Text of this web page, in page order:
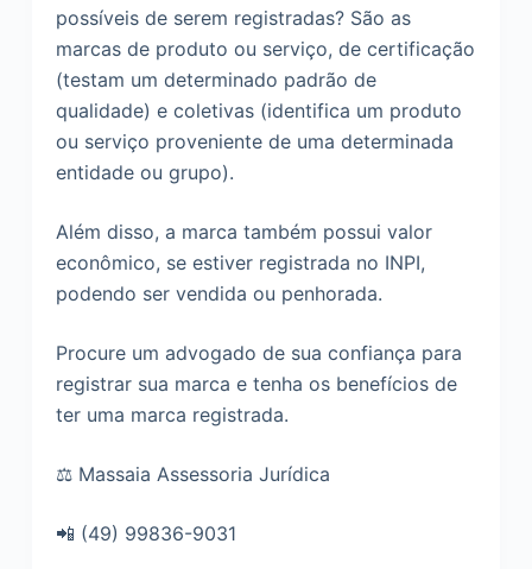
possíveis de serem registradas? São as
marcas de produto ou serviço, de certificação
(testam um determinado padrão de
qualidade) e coletivas (identifica um produto
ou serviço proveniente de uma determinada
entidade ou grupo).
Além disso, a marca também possui valor
econômico, se estiver registrada no INPI,
podendo ser vendida ou penhorada.
Procure um advogado de sua confiança para
registrar sua marca e tenha os benefícios de
ter uma marca registrada.
⚖ Massaia Assessoria Jurídica
📲 (49) 99836-9031